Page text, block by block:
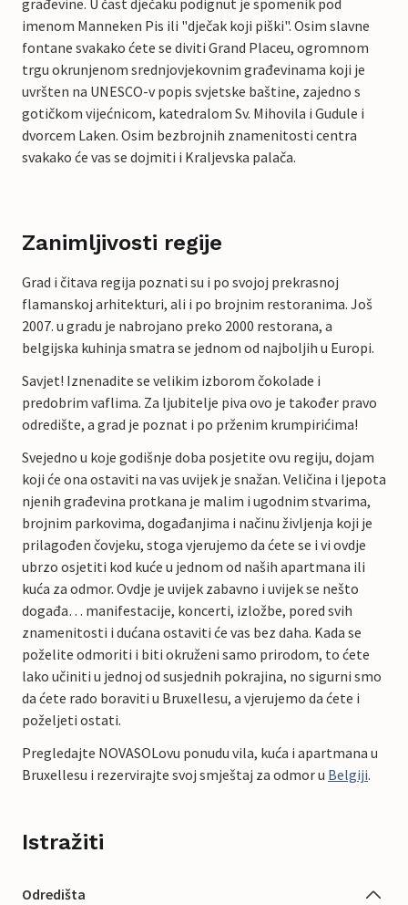
građevine. U čast dječaku podignut je spomenik pod
imenom Manneken Pis ili "dječak koji piški". Osim slavne
fontane svakako ćete se diviti Grand Placeu, ogromnom
trgu okrunjenom srednjovjekovnim građevinama koji je
uvršten na UNESCO-v popis svjetske baštine, zajedno s
gotičkom vijećnicom, katedralom Sv. Mihovila i Gudule i
dvorcem Laken. Osim bezbrojnih znamenitosti centra
svakako će vas se dojmiti i Kraljevska palača.
Zanimljivosti regije
Grad i čitava regija poznati su i po svojoj prekrasnoj
flamanskoj arhitekturi, ali i po brojnim restoranima. Još
2007. u gradu je nabrojano preko 2000 restorana, a
belgijska kuhinja smatra se jednom od najboljih u Europi.
Savjet! Iznenadite se velikim izborom čokolade i
predobrim vaflima. Za ljubitelje piva ovo je također pravo
odredište, a grad je poznat i po prženim krumpirićima!
Svejedno u koje godišnje doba posjetite ovu regiju, dojam
koji će ona ostaviti na vas uvijek je snažan. Veličina i ljepota
njenih građevina protkana je malim i ugodnim stvarima,
brojnim parkovima, događanjima i načinu življenja koji je
prilagođen čovjeku, stoga vjerujemo da ćete se i vi ovdje
ubrzo osjetiti kod kuće u jednom od naših apartmana ili
kuća za odmor. Ovdje je uvijek zabavno i uvijek se nešto
događa… manifestacije, koncerti, izložbe, pored svih
znamenitosti i dućana ostaviti će vas bez daha. Kada se
poželite odmoriti i biti okruženi samo prirodom, to ćete
lako učiniti u jednoj od susjednih pokrajina, no sigurni smo
da ćete rado boraviti u Bruxellesu, a vjerujemo da ćete i
poželjeti ostati.
Pregledajte NOVASOLovu ponudu vila, kuća i apartmana u
Bruxellesu i rezervirajte svoj smještaj za odmor u Belgiji.
Istražiti
Odredišta